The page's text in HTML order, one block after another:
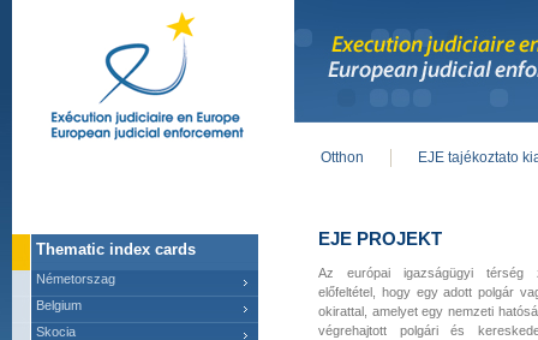
EJE PROJEKT
Az európai igazságügyi térség
előfeltétel, hogy egy adott polgár
okirattal, amelyet egy nemzeti
végrehajtott polgári és
Otthon EJE tajékoztato
Thematic index cards
Németorszag
Belgium
Skocia